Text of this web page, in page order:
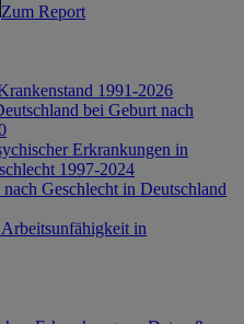
Zum Report
1991-2026
bei Geburt nach
Erkrankungen in
1997-2024
Geschlecht in Deutschland
in